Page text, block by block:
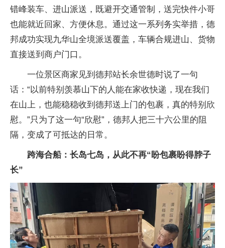
错峰装车、进山派送，既避开交通管制，送完快件小哥
也能就近回家、方便休息。通过这一系列务实举措，德
邦成功实现九华山全境派送覆盖，车辆合规进山、货物
直接送到商户门口。
一位景区商家见到德邦站长余世德时说了一句
话：“以前特别羡慕山下的人能在家收快递，现在我们
在山上，也能稳稳收到德邦送上门的包裹，真的特别欣
慰。”只为了这一句“欣慰”，德邦人把三十六公里的阻
隔，变成了可抵达的日常。
跨海合船：长岛七岛，从此不再“盼包裹盼得脖子
长”